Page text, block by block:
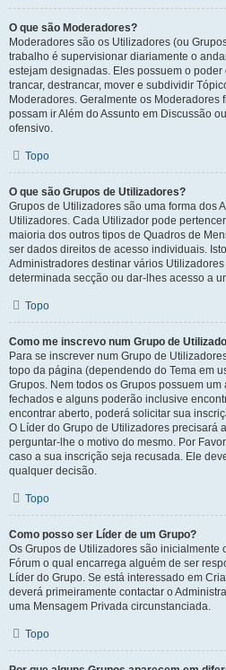
O que são Moderadores?
Moderadores são os Utilizadores (ou
trabalho é supervisionar diariamente o
estejam designadas. Eles possuem o
trancar, destrancar, mover e subdividir
Moderadores. Geralmente os Moderadores
possam ir Além do Assunto em Discussão
ofensivo.
Topo
O que são Grupos de Utilizadores?
Grupos de Utilizadores são uma forma dos
Utilizadores. Cada Utilizador pode
maioria dos outros tipos de Quadros de
ser dados direitos de acesso individuais.
Administradores destinar vários
determinada secção ou dar-lhes acesso a
Topo
Como me inscrevo num Grupo de
Para se inscrever num Grupo de
topo da página (dependendo do Tema em
Grupos. Nem todos os Grupos possuem
fechados e alguns poderão inclusive
encontrar aberto, poderá solicitar sua
O Líder do Grupo de Utilizadores precisará
perguntar-lhe o motivo do mesmo. Por
caso a sua inscrição seja recusada. Ele
qualquer decisão.
Topo
Como posso ser Líder de um Grupo?
Os Grupos de Utilizadores são inicialmente
Fórum o qual encarrega alguém de ser
Líder do Grupo. Se está interessado em
deverá primeiramente contactar o
uma Mensagem Privada circunstanciada.
Topo